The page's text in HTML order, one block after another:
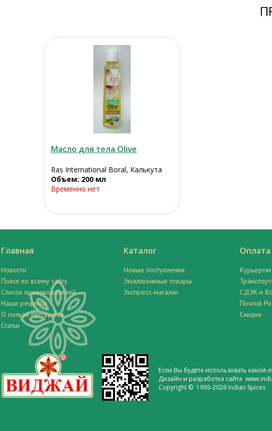
Масло для тела Olive
Ras International Boral, Калькута
Объем: 200 мл
Временно нет
Главная
Новости
Поиск по всему сайту
Список производителей
Наши рецепты
О пользе продуктов
Статьи
Каталог
Новые поступления
Эксклюзивные товары
Экспресс-магазин
Оплата
Курьером
СДЭК и
Почтой
Скидки
Если Вы будете использовать
Дизайн и разработка сайта
Copyright © 1993-2026 Indian Spices